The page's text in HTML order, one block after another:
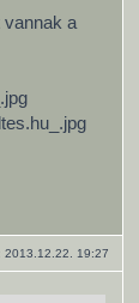
vannak a
2013.12.22. 19:27